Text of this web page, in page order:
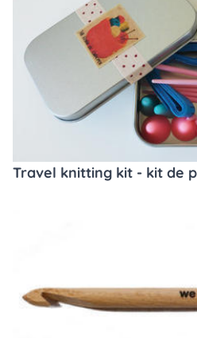
Travel knitting kit - kit de